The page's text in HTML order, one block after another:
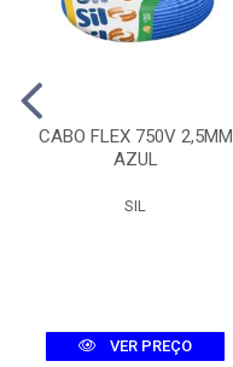
CABO FLEX 750V 2,5MM
AZUL
SIL
VER PREÇO